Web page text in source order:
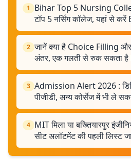
1
Bihar Top 5 Nursing
टॉप 5 नर्सिंग कॉलेज, यहां से करें
2 जानें क्या है Choice Filling
अंतर, एक गलती से रुक सकता है
3 Admission Alert 2026 :
पीजीडी, अन्य कोर्सेज में भी ले
4 MIT मिला या बख्तियारपुर
सीट अलॉटमेंट की पहली लिस्ट